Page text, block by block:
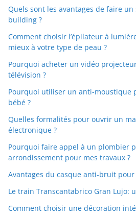
Quels sont les avantages de faire
building ?
Comment choisir l’épilateur à
mieux à votre type de peau ?
Pourquoi acheter un vidéo
télévision ?
Pourquoi utiliser un anti-moustique
bébé ?
Quelles formalités pour ouvrir un
électronique ?
Pourquoi faire appel à un plombier
arrondissement pour mes travaux ?
Avantages du casque anti-bruit
Le train Transcantabrico Gran Lujo:
Comment choisir une décoration